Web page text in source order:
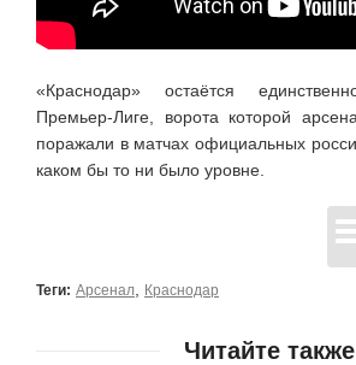
«Краснодар» остаётся
Премьер-Лиге, ворота которой
поражали в матчах официальных
каком бы то ни было уровне.
Теги: Арсенал Краснодар
Читайте также